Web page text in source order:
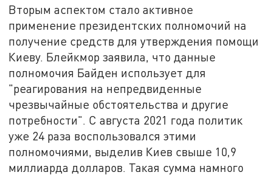
Вторым аспектом стало активное
применение президентских полномочий на
получение средств для утверждения помощи
Киеву. Блейкмор заявила, что данные
полномочия Байден использует для
"реагирования на непредвиденные
чрезвычайные обстоятельства и другие
потребности". С августа 2021 года политик
уже 24 раза воспользовался этими
полномочиями, выделив Киев свыше 10,9
миллиарда долларов. Такая сумма намного